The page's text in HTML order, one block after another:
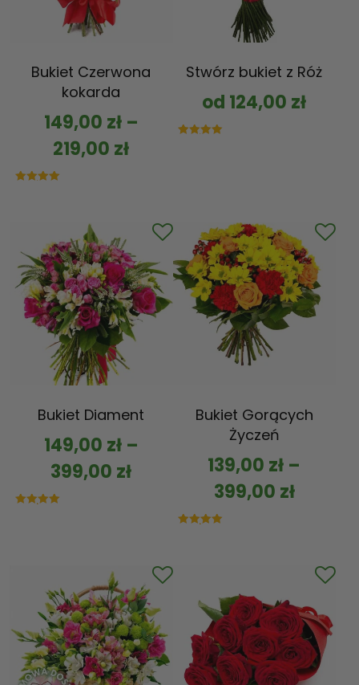
Bukiet Czerwona
kokarda
149,00 zł–
219,00 zł
Stwórz bukiet z Róż
od 124,00 zł
Bukiet Diament
149,00 zł–
399,00 zł
Bukiet Gorących
Życzeń
139,00 zł –
399,00 zł